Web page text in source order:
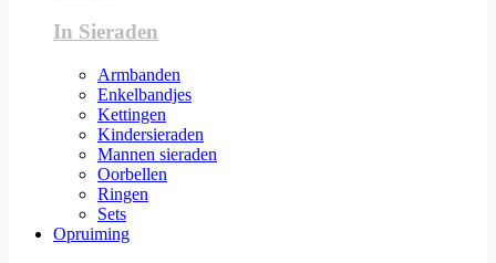
In Sieraden
Armbanden
Enkelbandjes
Kettingen
Kindersieraden
Mannen sieraden
Oorbellen
Ringen
Sets
Opruiming